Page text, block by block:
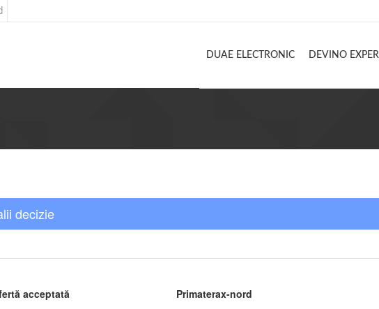
DUAE ELECTRONIC DEVINO EXPERT
decizie
acceptată Primaterax-nord